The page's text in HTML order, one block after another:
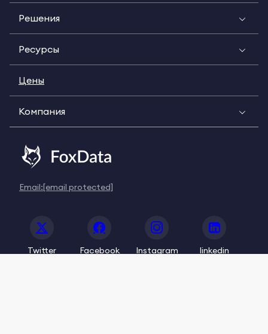
Решения
Ресурсы
Цены
Компания
Email:[email protected]
Twitter Facebook Instagram linkedin